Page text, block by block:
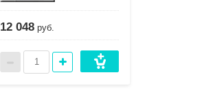
12 048 руб.